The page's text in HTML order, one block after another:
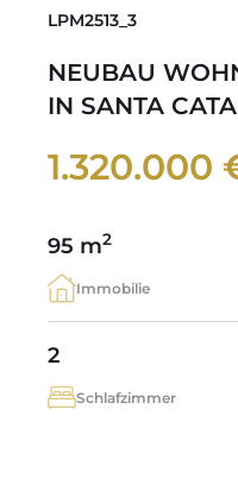
LPM2513_3
NEUBAU
IN SANTA
1.320.000
95 m2
Immobilie
2
Schlafzimmer